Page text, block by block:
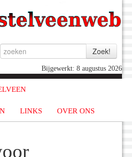
Bijgewerkt: 8 augustus 2026
LINKS OVER ONS